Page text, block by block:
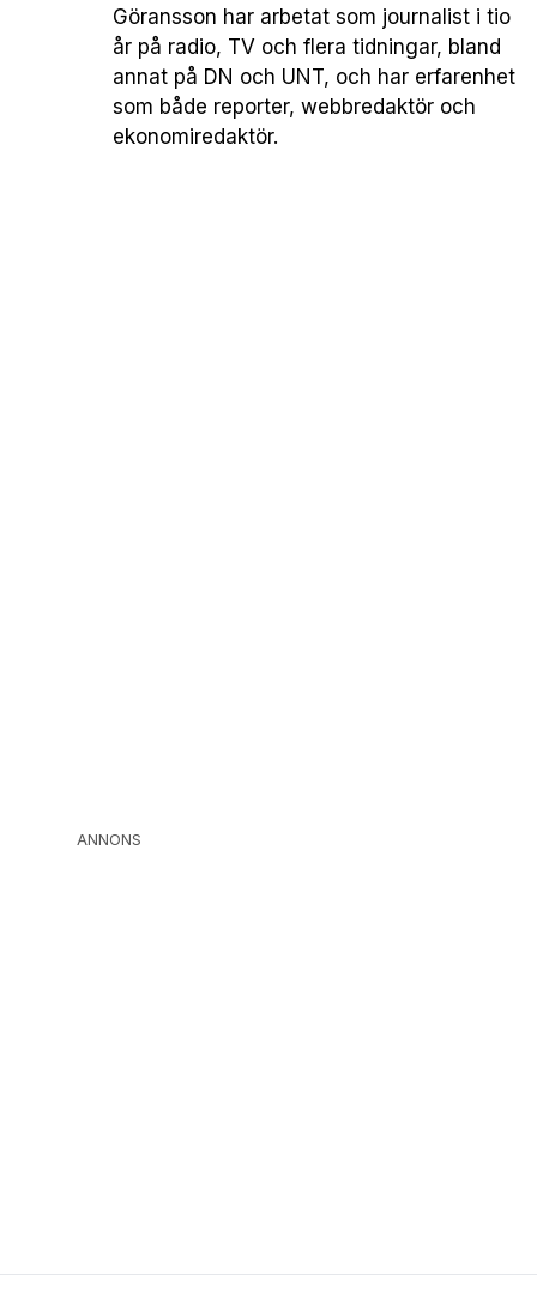
Göransson har arbetat som journalist i tio
år på radio, TV och flera tidningar, bland
annat på DN och UNT, och har erfarenhet
som både reporter, webbredaktör och
ekonomiredaktör.
ANNONS